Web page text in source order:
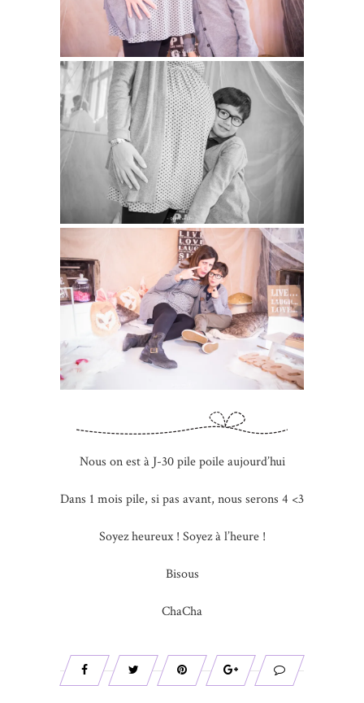
Nous on est à J-30 pile poile aujourd’hui
Dans 1 mois pile, si pas avant, nous serons 4 <3
Soyez heureux ! Soyez à l’heure !
Bisous
ChaCha